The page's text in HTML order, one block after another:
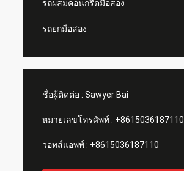
รถผสมคอนกรีตมือสอง
รถยกมือสอง
ชื่อผู้ติดต่อ : Sawyer Bai
หมายเลขโทรศัพท์ : +8615036187110
วอทส์แอพพ์ : +8615036187110